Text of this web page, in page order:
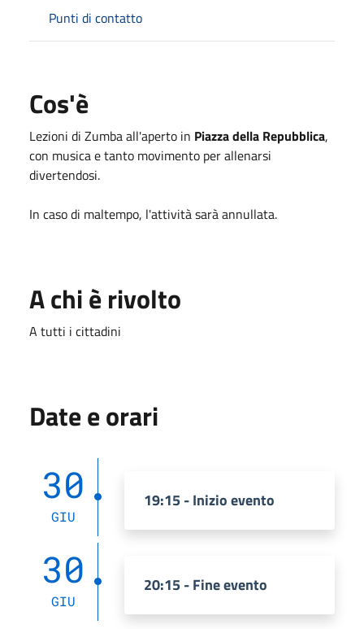
Punti di contatto
Cos'è
Lezioni di Zumba all'aperto in Piazza della Repubblica,
con musica e tanto movimento per allenarsi
divertendosi.
In caso di maltempo, l'attività sarà annullata.
A chi è rivolto
A tutti i cittadini
Date e orari
30
GIU
19:15 - Inizio evento
30
GIU
20:15 - Fine evento